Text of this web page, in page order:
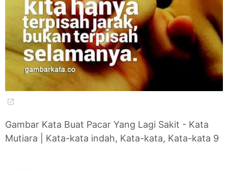
Gambar Kata Buat Pacar Yang Lagi Sakit - Kata
Mutiara | Kata-kata indah, Kata-kata, Kata-kata 9